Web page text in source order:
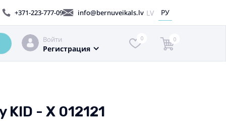
+371-223-777-09 info@bernuveikals.lv LV РУ
Войти
Регистрация
0 0
- X 012121